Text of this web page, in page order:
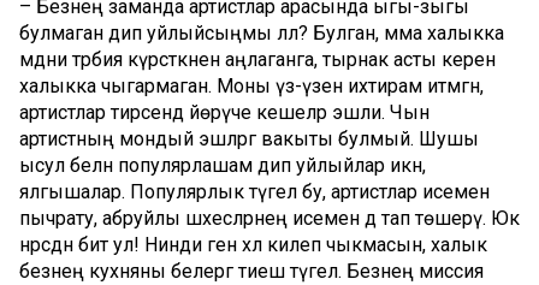
– Безнең заманда артистлар арасында ыгы-зыгы
булмаган дип уйлыйсыңмы әллә? Булган, әмма халыкка
мәдәни тәрбия күрсәткәнен аңлаганга, тырнак асты керен
халыкка чыгармаган. Моны үз-үзен ихтирам итмәгән,
артистлар тирәсендә йөрүче кешеләр эшли. Чын
артистның мондый эшләргә вакыты булмый. Шушы
ысул белән популярлашам дип уйлыйлар икән,
ялгышалар. Популярлык түгел бу, артистлар исемен
пычрату, абруйлы шәхесләрнең исеменә дә тап төшерү. Юк
нәрсәдән бит ул! Нинди генә хәл килеп чыкмасын, халык
безнең кухняны белергә тиеш түгел. Безнең миссия